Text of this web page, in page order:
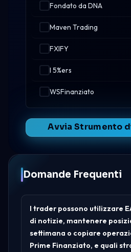
Fondato da DNA
Maven Trading
FXIFY
I 5%ers
WSFinanziato
Avvia Strumento
Domande Frequenti
I trader possono utilizzare
di notizie, mantenere
settimana o copiare
Prime Finanziato, e quali